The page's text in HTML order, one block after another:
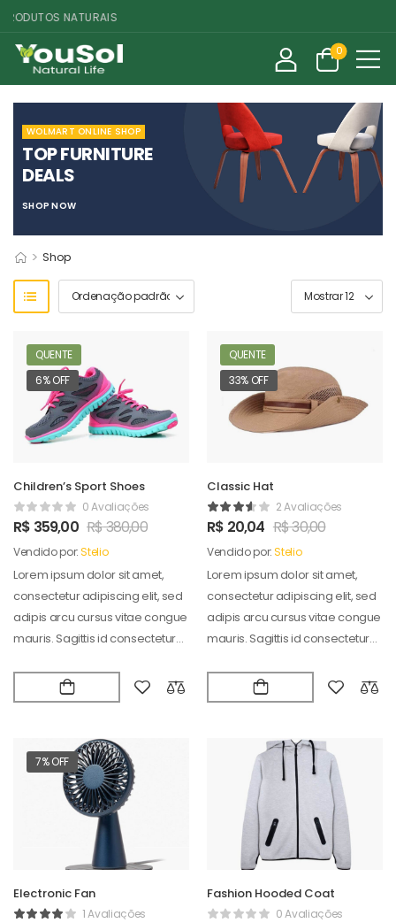
NATURAIS
0
WOLMART ONLINE SHOP
TOP FURNITURE
DEALS
SHOP NOW
> Shop
QUENTE
6% OFF
Children’s Sport Shoes
0 Avaliações
R$ 359,00 R$380,00
Vendido por:Stelio
Lorem ipsum dolor sit amet,
consectetur adipiscing elit, sed
adipis arcu cursus vitae congue
mauris. Sagittis id consectetur
QUENTE
33% OFF
Classic Hat
2 Avaliações
R$ 20,04 R$30,00
Vendido por:Stelio
Lorem ipsum dolor sit amet,
consectetur adipiscing elit, sed
adipis arcu cursus vitae congue
mauris. Sagittis id consectetur
7% OFF
Electronic Fan
1 Avaliações
Fashion Hooded Coat
0 Avaliações